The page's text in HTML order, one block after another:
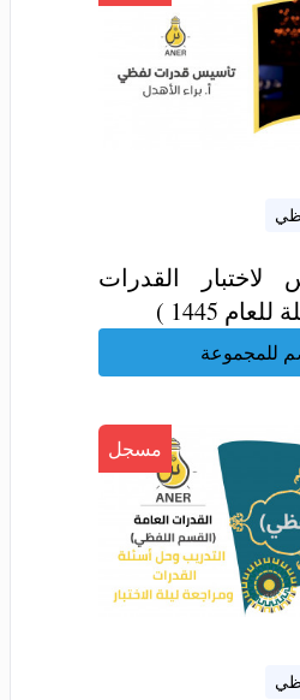
لاختبار القدرات
1445 )
للمجموعة
مسجل